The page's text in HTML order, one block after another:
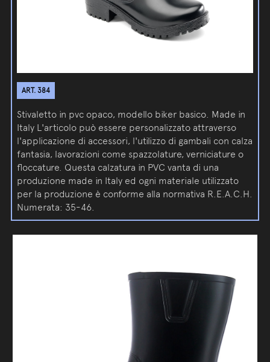
ART. 384
Stivaletto in pvc opaco, modello biker basico. Made in
Italy L'articolo può essere personalizzato attraverso
l'applicazione di accessori, l'utilizzo di gambali con calza
fantasia, lavorazioni come spazzolature, verniciature o
floccature. Questa calzatura in PVC vanta di una
produzione made in Italy ed ogni materiale utilizzato
per la produzione è conforme alla normativa R.E.A.C.H.
Numerata: 35-46.